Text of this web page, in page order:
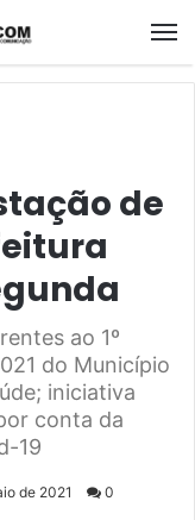
de
ao 1º
do Município
iniciativa
conta da
19
de 2021 0